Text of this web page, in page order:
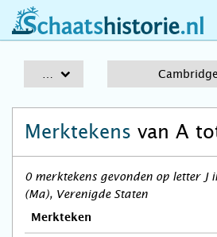
schaatshistorie.nl
Merktekens van A
0 merktekens gevonden op letter J
(Ma), Verenigde Staten
Merkteken